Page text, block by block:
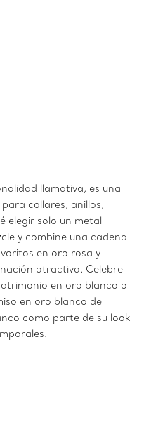
llamativa, es una
collares, anillos,
elegir solo un metal
y combine una cadena
en oro rosa y
atractiva. Celebre
en oro blanco o
en oro blanco de
como parte de su look